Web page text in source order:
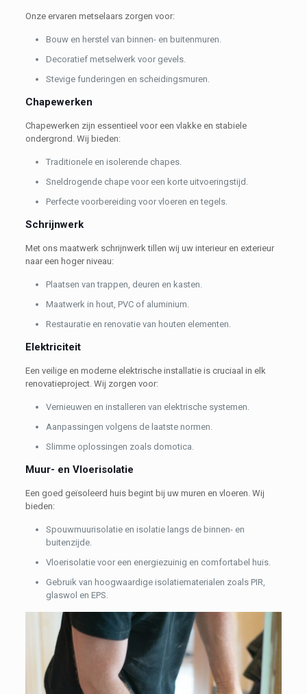
Onze ervaren metselaars zorgen voor:
Bouw en herstel van binnen- en buitenmuren.
Decoratief metselwerk voor gevels.
Stevige funderingen en scheidingsmuren.
Chapewerken
Chapewerken zijn essentieel voor een vlakke en stabiele
ondergrond. Wij bieden:
Traditionele en isolerende chapes.
Sneldrogende chape voor een korte uitvoeringstijd.
Perfecte voorbereiding voor vloeren en tegels.
Schrijnwerk
Met ons maatwerk schrijnwerk tillen wij uw interieur en exterieur
naar een hoger niveau:
Plaatsen van trappen, deuren en kasten.
Maatwerk in hout, PVC of aluminium.
Restauratie en renovatie van houten elementen.
Elektriciteit
Een veilige en moderne elektrische installatie is cruciaal in elk
renovatieproject. Wij zorgen voor:
Vernieuwen en installeren van elektrische systemen.
Aanpassingen volgens de laatste normen.
Slimme oplossingen zoals domotica.
Muur- en Vloerisolatie
Een goed geïsoleerd huis begint bij uw muren en vloeren. Wij
bieden:
Spouwmuurisolatie en isolatie langs de binnen- en
buitenzijde.
Vloerisolatie voor een energiezuinig en comfortabel huis.
Gebruik van hoogwaardige isolatiematerialen zoals PIR,
glaswol en EPS.